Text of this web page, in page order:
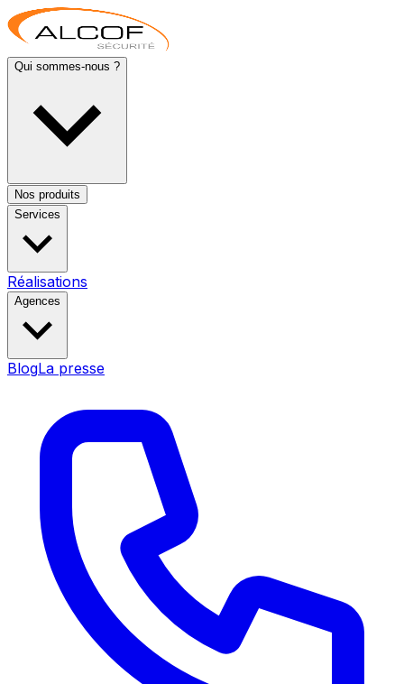
Qui sommes-nous ?
Nos produits
Services
Réalisations
Agences
BlogLa presse